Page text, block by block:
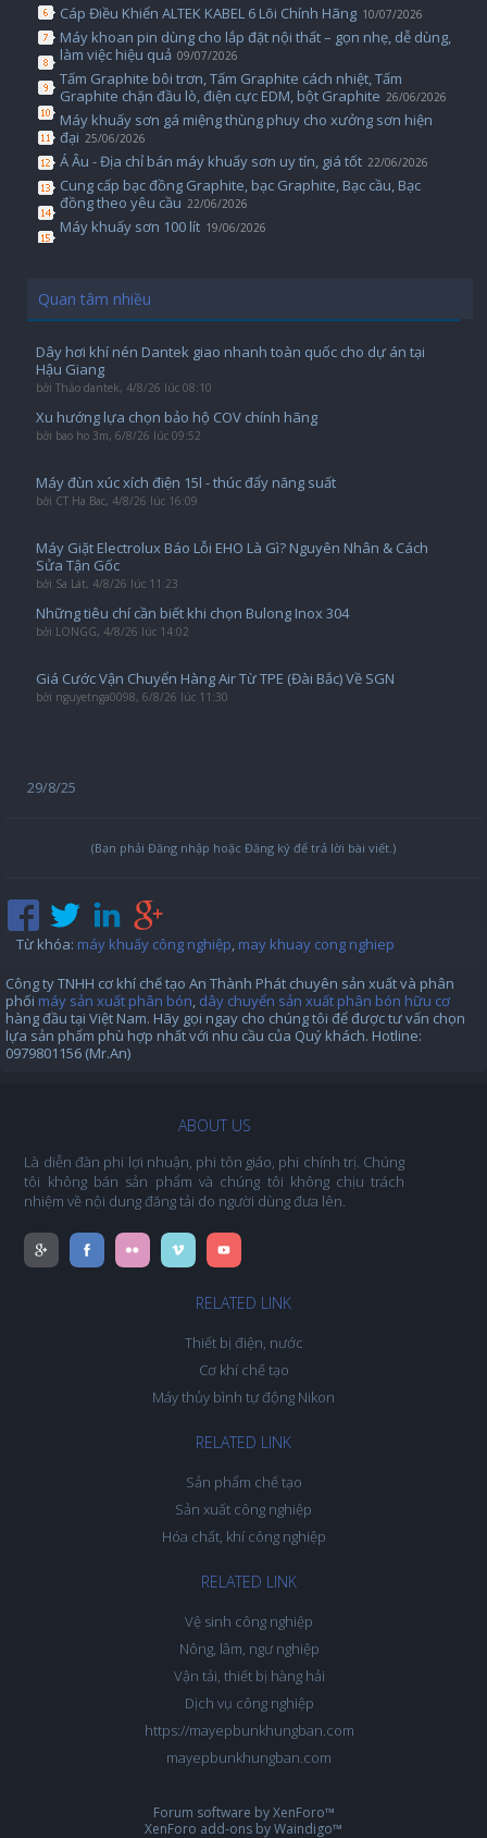
Cáp Điều Khiển ALTEK KABEL 6 Lõi Chính Hãng 10/07/2026
Máy khoan pin dùng cho lắp đặt nội thất – gọn nhẹ, dễ dùng,
làm việc hiệu quả 09/07/2026
Tấm Graphite bôi trơn, Tấm Graphite cách nhiệt, Tấm
Graphite chặn đầu lò, điện cực EDM, bột Graphite 26/06/2026
Máy khuấy sơn gá miệng thùng phuy cho xưởng sơn hiện
đại 25/06/2026
Á Âu - Địa chỉ bán máy khuấy sơn uy tín, giá tốt 22/06/2026
Cung cấp bạc đồng Graphite, bạc Graphite, Bạc cầu, Bạc
đồng theo yêu cầu 22/06/2026
Máy khuấy sơn 100 lít 19/06/2026
Quan tâm nhiều
Dây hơi khí nén Dantek giao nhanh toàn quốc cho dự án tại
Hậu Giang
bởi Thảo dantek, 4/8/26 lúc 08:10
Xu hướng lựa chọn bảo hộ COV chính hãng
bởi bao ho 3m, 6/8/26 lúc 09:52
Máy đùn xúc xích điện 15l - thúc đẩy năng suất
bởi CT Ha Bac, 4/8/26 lúc 16:09
Máy Giặt Electrolux Báo Lỗi EHO Là Gì? Nguyên Nhân & Cách
Sửa Tận Gốc
bởi Sa Lát, 4/8/26 lúc 11:23
Những tiêu chí cần biết khi chọn Bulong Inox 304
bởi LONGG, 4/8/26 lúc 14:02
Giá Cước Vận Chuyển Hàng Air Từ TPE (Đài Bắc) Về SGN
bởi nguyetnga0098, 6/8/26 lúc 11:30
29/8/25
(Bạn phải Đăng nhập hoặc Đăng ký để trả lời bài viết.)
Từ khóa: máy khuấy công nghiệp, may khuay cong nghiep
Công ty TNHH cơ khí chế tạo An Thành Phát chuyên sản xuất và phân
phối máy sản xuất phân bón, dây chuyển sản xuất phân bón hữu cơ
hàng đầu tại Việt Nam. Hãy gọi ngay cho chúng tôi để được tư vấn chọn
lựa sản phẩm phù hợp nhất với nhu cầu của Quý khách. Hotline:
0979801156 (Mr.An)
ABOUT US
Là diễn đàn phi lợi nhuận, phi tôn giáo, phi chính trị. Chúng
tôi không bán sản phẩm và chúng tôi không chịu trách
nhiệm về nội dung đăng tải do người dùng đưa lên.
RELATED LINK
Thiết bị điện, nước
Cơ khí chế tạo
Máy thủy bình tự động Nikon
RELATED LINK
Sản phẩm chế tạo
Sản xuất công nghiệp
Hóa chất, khí công nghiệp
RELATED LINK
Vệ sinh công nghiệp
Nông, lâm, ngư nghiệp
Vận tải, thiết bị hàng hải
Dịch vụ công nghiệp
https://mayepbunkhungban.com
mayepbunkhungban.com
Forum software by XenForo™
XenForo add-ons by Waindigo™